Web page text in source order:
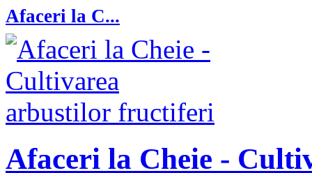
Afaceri la C...
Afaceri la Cheie -